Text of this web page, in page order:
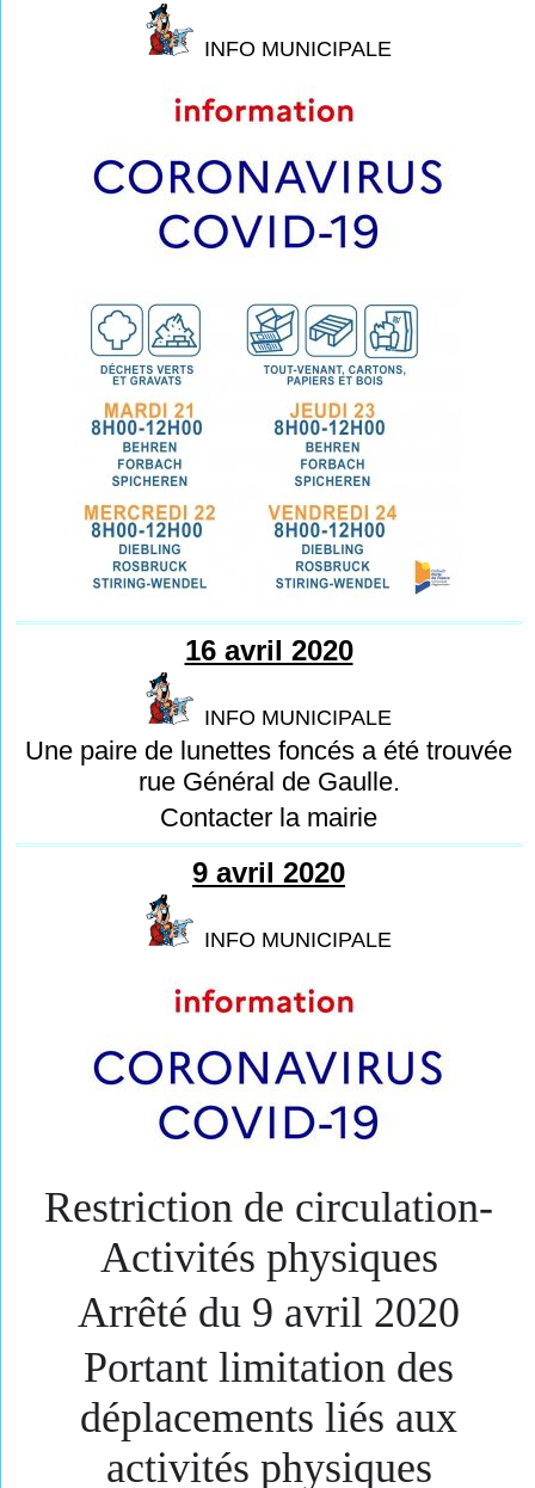
INFO MUNICIPALE
16 avril 2020
INFO MUNICIPALE
Une paire de lunettes foncés a été trouvée
rue Général de Gaulle.
Contacter la mairie
9 avril 2020
INFO MUNICIPALE
Restri​ction de circulation-
Activité​s physiques
Arrêté du 9 avril 2020
Portant limitation des
déplacements liés aux
activités physiques